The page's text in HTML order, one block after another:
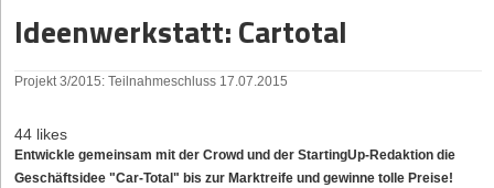
Ideenwerkstatt: Cartotal
Projekt 3/2015: Teilnahmeschluss 17.07.2015
44 likes
Entwickle gemeinsam mit der Crowd und der StartingUp-Redaktion die
Geschäftsidee "Car-Total" bis zur Marktreife und gewinne tolle Preise!